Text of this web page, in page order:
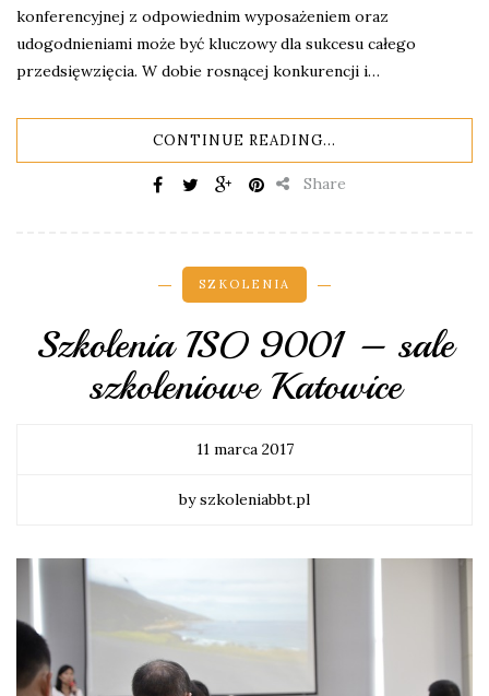
konferencyjnej z odpowiednim wyposażeniem oraz
udogodnieniami może być kluczowy dla sukcesu całego
przedsięwzięcia. W dobie rosnącej konkurencji i…
CONTINUE READING...
Share
SZKOLENIA
Szkolenia ISO 9001 – sale
szkoleniowe Katowice
11 marca 2017
by szkoleniabbt.pl